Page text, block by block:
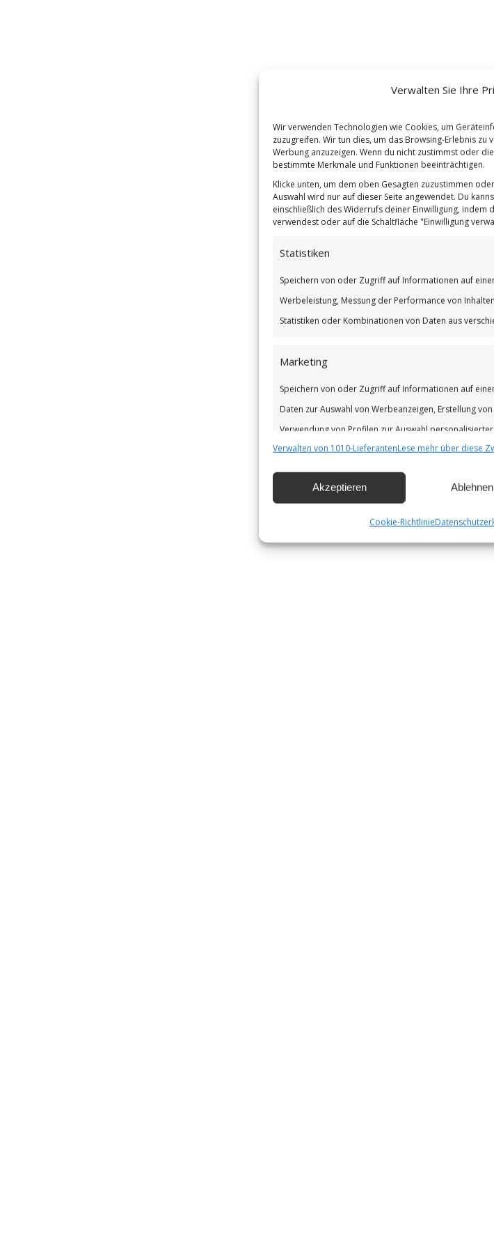
Verwalten Sie Ihre
Wir verwenden Technologien wie Cookies, um
zuzugreifen. Wir tun dies, um das Browsing-Erlebnis
Werbung anzuzeigen. Wenn du nicht zustimmst oder
bestimmte Merkmale und Funktionen beeinträchtigen.
Klicke unten, um dem oben Gesagten zuzustimmen
Auswahl wird nur auf dieser Seite angewendet. Du
einschließlich des Widerrufs deiner Einwilligung, indem
verwendest oder auf die Schaltfläche "Einwilligung
Statistiken
Speichern von oder Zugriff auf Informationen auf
Werbeleistung, Messung der Performance von
Statistiken oder Kombinationen von Daten aus
Marketing
Speichern von oder Zugriff auf Informationen auf
Daten zur Auswahl von Werbeanzeigen, Erstellung
Verwendung von Profilen zur Auswahl
Verbesserung der Angebote.
Eigenschaften
Abgleichung und Kombination von Daten aus
Verwalten von 1010-LieferantenLese mehr über diese
Akzeptieren Ablehnen
Cookie-Richtlinie